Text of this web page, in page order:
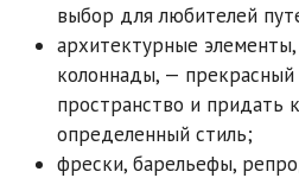
выбор для любителей
архитектурные
колоннады, —
пространство и придать
определенный стиль;
фрески, барельефы,